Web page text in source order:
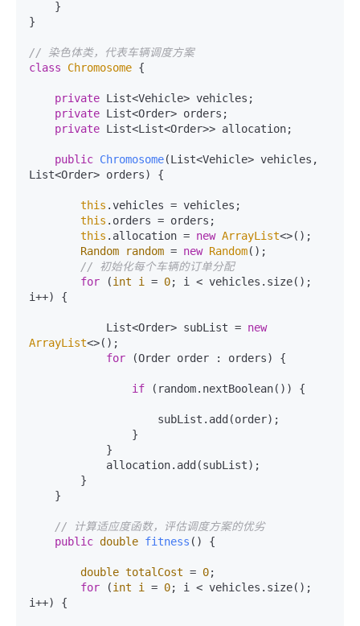
}
// 染色体类，代表车辆调度方案
class
Chromosome {
private List<Vehicle> vehicles;
private List<Order> orders;
private List<List<Order>> allocation;
public Chromosome(List<Vehicle> vehicles,
List<Order> orders)
{
this .vehicles = vehicles;
this .orders = orders;
this .allocation = new ArrayList<>();
Random
random = new Random();
// 初始化每个车辆的订单分配
for (int i = 0; i < vehicles.size();
i++) {
            List<Order> subList =
new
ArrayList<>();
for (Order order : orders) {
if (random.nextBoolean()) {
// 计算适应度函数，评估调度方案的优劣
public double fitness () {
double totalCost = 0;
for (int i = 0; i < vehicles.size();
i++) {